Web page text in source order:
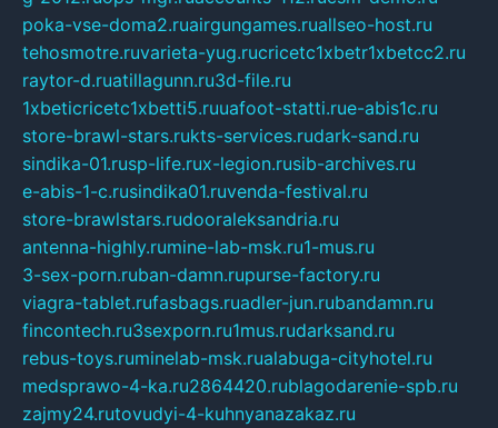
poka-vse-doma2.ruairgungames.ruallseo-host.ru
tehosmotre.ruvarieta-yug.rucricetc1xbetr1xbetcc2.ru
raytor-d.ruatillagunn.ru3d-file.ru
1xbeticricetc1xbetti5.ruuafoot-statti.rue-abis1c.ru
store-brawl-stars.rukts-services.rudark-sand.ru
sindika-01.rusp-life.rux-legion.rusib-archives.ru
e-abis-1-c.rusindika01.ruvenda-festival.ru
store-brawlstars.rudooraleksandria.ru
antenna-highly.rumine-lab-msk.ru1-mus.ru
3-sex-porn.ruban-damn.rupurse-factory.ru
viagra-tablet.rufasbags.ruadler-jun.rubandamn.ru
fincontech.ru3sexporn.ru1mus.rudarksand.ru
rebus-toys.ruminelab-msk.rualabuga-cityhotel.ru
medsprawo-4-ka.ru2864420.rublagodarenie-spb.ru
zajmy24.rutovudyi-4-kuhnyanazakaz.ru